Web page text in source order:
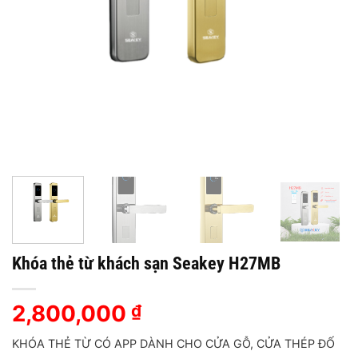
Khóa thẻ từ khách sạn Seakey H27MB
2,800,000 ₫
KHÓA THẺ TỪ CÓ APP DÀNH CHO CỬA GỖ, CỬA THÉP ĐỐ